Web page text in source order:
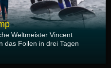
Weltmeister Vincent
das Foilen in drei Tagen